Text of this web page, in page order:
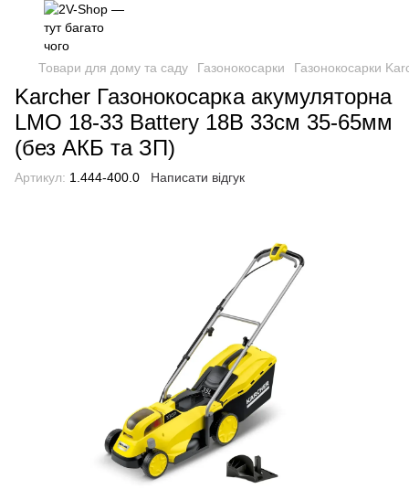
Товари для дому та саду Газонокосарки Газонокосарки
Karcher Газонокосарка акумуляторна
LMO 18-33 Battery 18В 33см 35-65мм
(без АКБ та ЗП)
Артикул: 1.444-400.0 Написати відгук